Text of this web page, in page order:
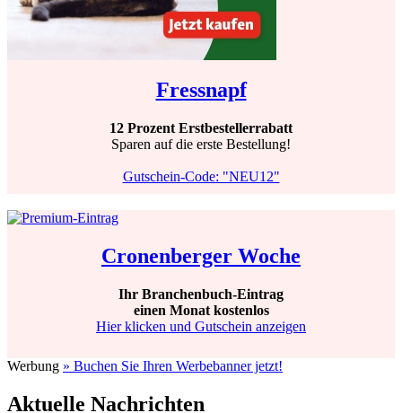
Fressnapf
12 Prozent Erstbestellerrabatt
Sparen auf die erste Bestellung!
Gutschein-Code: "NEU12"
Cronenberger Woche
Ihr Branchenbuch-Eintrag
einen Monat kostenlos
Hier klicken und Gutschein anzeigen
Werbung » Buchen Sie Ihren Werbebanner jetzt!
Aktuelle Nachrichten